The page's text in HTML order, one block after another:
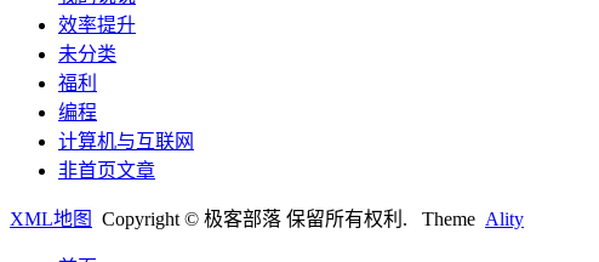
效率提升
未分类
福利
编程
计算机与互联网
非首页文章
XML地图 Copyright © 极客部落 保留所有权利. Theme Ality